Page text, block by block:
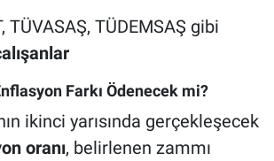
TÜVASAŞ, TÜDEMSAŞ gibi
Farkı Ödenecek mi?
ikinci yarısında gerçekleşecek
oranı, belirlenen zammı